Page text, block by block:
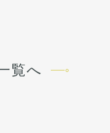
います。
横顔はEライン上に口唇が収
以内に改善します。 稀に感染
覧へ